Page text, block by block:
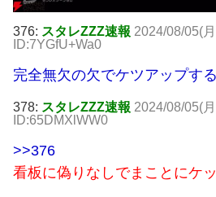
376: スタレZZZ速報 2024/08/05(
ID:7YGfU+Wa0
完全無欠の欠でケツアップす
378: スタレZZZ速報 2024/08/05(
ID:65DMXlWW0
>>376
看板に偽りなしでまことにケ